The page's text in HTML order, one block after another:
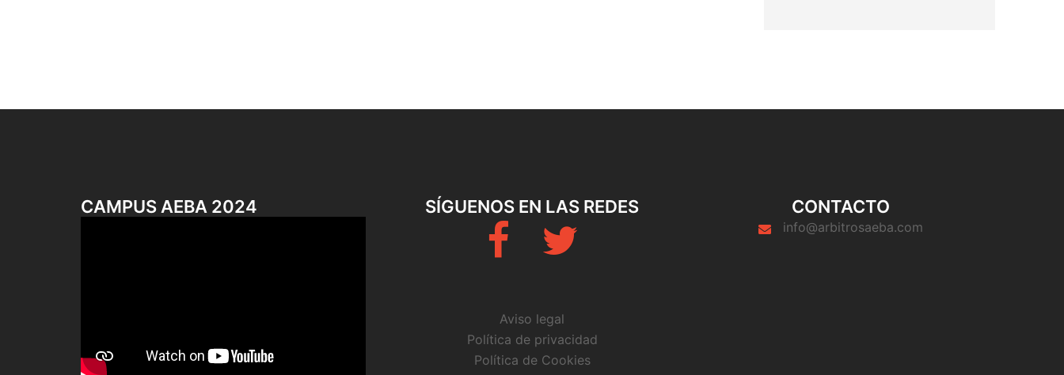
CAMPUS AEBA 2024 SÍGUENOS EN LAS REDES
Twitter
Aviso legal
Política de privacidad
Política de Cookies
CONTACTO
info@arbitrosaeba.com